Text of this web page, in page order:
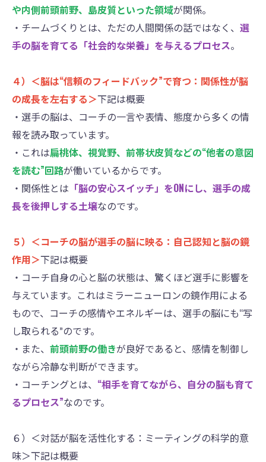
や内側前頭前野、島皮質といった領域が関係。
・チームづくりとは、ただの人間関係の話ではなく、 選
手の脳を育てる「社会的な栄養」を与えるプロセス。
４）＜脳は“信頼のフィードバック”で育つ：関係性が脳
の成長を左右する＞下記は概要
・選手の脳は、コーチの一言や表情、態度から多くの情
報を読み取っています。
・これは扁桃体、視覚野、前帯状皮質などの“他者の意図
を読む”回路が働いているからです。
・関係性とは 「脳の安心スイッチ」をONにし、選手の成
長を後押しする土壌なのです。
５）＜コーチの脳が選手の脳に映る：自己認知と脳の鏡
作用＞下記は概要
・コーチ自身の心と脳の状態は、驚くほど選手に影響を
与えています。これはミラーニューロンの鏡作用による
もので、コーチの感情やエネルギーは、選手の脳にも“写
し取られる”のです。
・また、 前頭前野の働きが良好であると、感情を制御し
ながら冷静な判断ができます。
・コーチングとは、 “相手を育てながら、自分の脳も育て
るプロセス”なのです。
６）＜対話が脳を活性化する：ミーティングの科学的意
味＞下記は概要